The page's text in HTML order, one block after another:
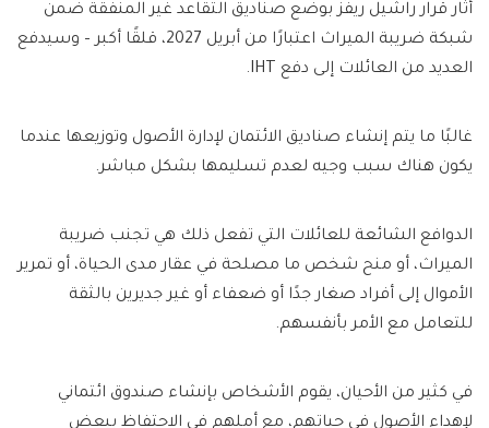
أثار قرار راشيل ريفز بوضع صناديق التقاعد غير المنفقة ضمن
شبكة ضريبة الميراث اعتبارًا من أبريل 2027، قلقًا أكبر – وسيدفع
العديد من العائلات إلى دفع IHT.
غالبًا ما يتم إنشاء صناديق الائتمان لإدارة الأصول وتوزيعها عندما
يكون هناك سبب وجيه لعدم تسليمها بشكل مباشر.
الدوافع الشائعة للعائلات التي تفعل ذلك هي تجنب ضريبة
الميراث، أو منح شخص ما مصلحة في عقار مدى الحياة، أو تمرير
الأموال إلى أفراد صغار جدًا أو ضعفاء أو غير جديرين بالثقة
للتعامل مع الأمر بأنفسهم.
في كثير من الأحيان، يقوم الأشخاص بإنشاء صندوق ائتماني
لإهداء الأصول في حياتهم، مع أملهم في الاحتفاظ ببعض